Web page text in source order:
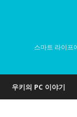
스마트 라이프
우키의 PC 이야기